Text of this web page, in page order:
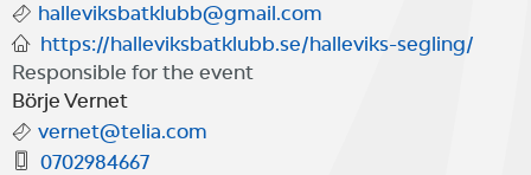
halleviksbatklubb@gmail.com
https://halleviksbatklubb.se/halleviks-segling/
Responsible for the event
Börje Vernet
vernet@telia.com
0702984667